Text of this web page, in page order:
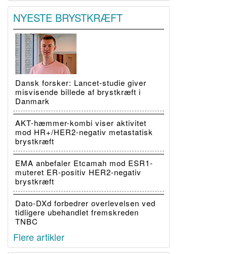
NYESTE BRYSTKRÆFT
Dansk forsker: Lancet-studie giver
misvisende billede af brystkræft i
Danmark
AKT-hæmmer-kombi viser aktivitet
mod HR+/HER2-negativ metastatisk
brystkræft
EMA anbefaler Etcamah mod ESR1-
muteret ER-positiv HER2-negativ
brystkræft
Dato-DXd forbedrer overlevelsen ved
tidligere ubehandlet fremskreden
TNBC
Flere artikler